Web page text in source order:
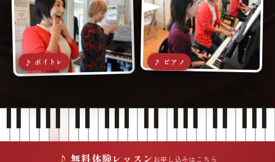
♪ ボイトレ ♪ ピアノ
無料体験レッスンお申し込みはこちら